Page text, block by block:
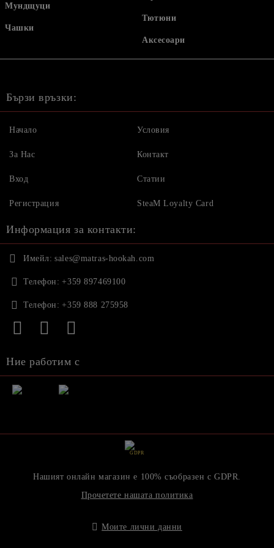
Мундщуци
Чашки
Тютюни
Аксесоари
Бързи връзки:
Начало
За Нас
Вход
Регистрация
Условия
Контакт
Статии
SteaM Loyalty Card
Информация за контакти:
Имейл: sales@matras-hookah.com
Телефон: +359 897469100
Телефон: +359 888 275958
Ние работим с
GDPR
Нашият онлайн магазин е 100% съобразен с GDPR.
Прочетете нашата политика
Моите лични данни